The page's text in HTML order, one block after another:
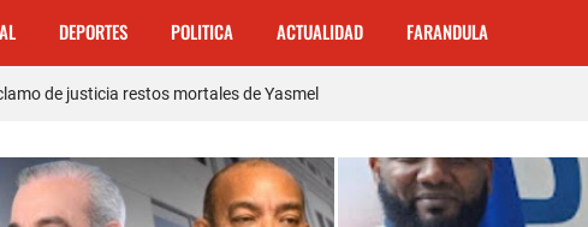
DEPORTES POLITICA ACTUALIDAD FARANDULA
de justicia restos mortales de Yasmel
a mas de 120 empleados; incluyendo una mujer Embarazada
en tienda de celulares en Barahona